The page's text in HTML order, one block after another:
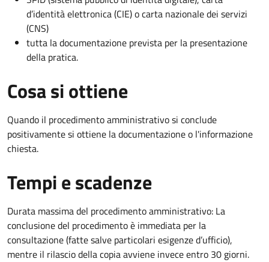
d’identità elettronica (CIE) o carta nazionale dei servizi
(CNS)
tutta la documentazione prevista per la presentazione
della pratica.
Cosa si ottiene
Quando il procedimento amministrativo si conclude
positivamente si ottiene la documentazione o l'informazione
chiesta.
Tempi e scadenze
Durata massima del procedimento amministrativo: La
conclusione del procedimento è immediata per la
consultazione (fatte salve particolari esigenze d’ufficio),
mentre il rilascio della copia avviene invece entro 30 giorni.